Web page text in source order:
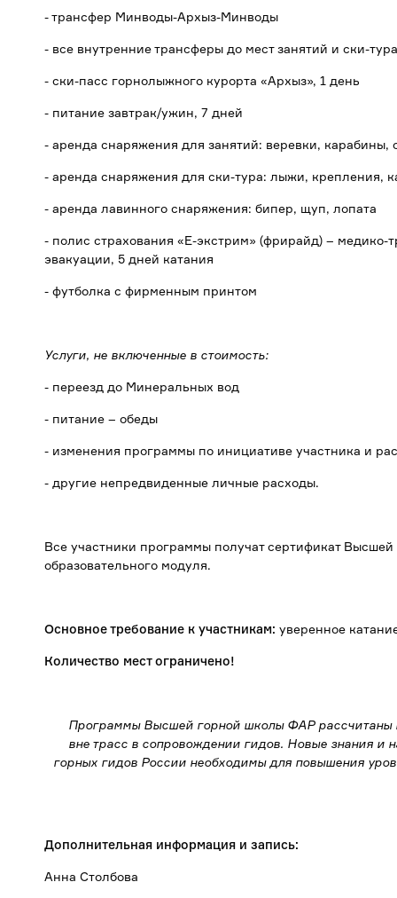
- трансфер Минводы-Архыз-Минводы
- все внутренние трансферы до мест занятий и ски-тура
- ски-пасс горнолыжного курорта «Архыз», 1 день
- питание завтрак/ужин, 7 дней
- аренда снаряжения для занятий: веревки, карабины,
- аренда снаряжения для ски-тура: лыжи, крепления,
- аренда лавинного снаряжения: бипер, щуп, лопата
- полис страхования «Е-экстрим» (фрирайд) –
эвакуации, 5 дней катания
- футболка с фирменным принтом
Услуги, не включенные в стоимость:
- переезд до Минеральных вод
- питание – обеды
- изменения программы по инициативе участника и
- другие непредвиденные личные расходы.
Все участники программы получат сертификат
образовательного модуля.
Основное требование к участникам: уверенное
Количество мест ограничено!
Программы Высшей горной школы ФАР рассчитаны
вне трасс в сопровождении гидов. Новые знания
горных гидов России необходимы для повышения
Дополнительная информация и запись:
Анна Столбова